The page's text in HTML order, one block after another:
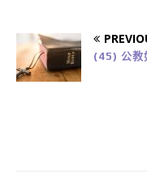
(45) 公教